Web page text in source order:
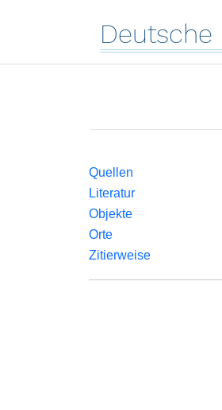
Deutsche
Quellen
Literatur
Objekte
Orte
Zitierweise